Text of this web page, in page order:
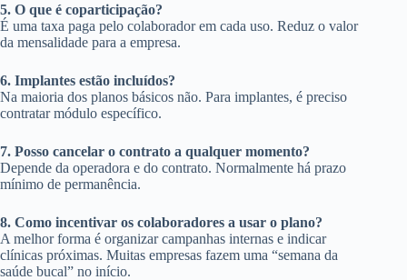
5. O que é coparticipação?
É uma taxa paga pelo colaborador em cada uso. Reduz o valor
da mensalidade para a empresa.
6. Implantes estão incluídos?
Na maioria dos planos básicos não. Para implantes, é preciso
contratar módulo específico.
7. Posso cancelar o contrato a qualquer momento?
Depende da operadora e do contrato. Normalmente há prazo
mínimo de permanência.
8. Como incentivar os colaboradores a usar o plano?
A melhor forma é organizar campanhas internas e indicar
clínicas próximas. Muitas empresas fazem uma “semana da
saúde bucal” no início.